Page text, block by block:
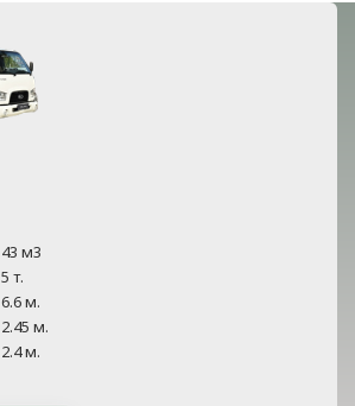
43 м3
5 т.
6.6 м.
2.45 м.
2.4 м.